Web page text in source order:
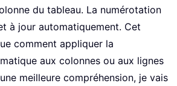
du tableau. La numérotation
à jour automatiquement. Cet
comment appliquer la
aux colonnes ou aux lignes
meilleure compréhension, je vais